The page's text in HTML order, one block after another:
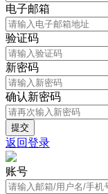
电子邮箱
验证码
新密码
确认新密码
返回登录
账号